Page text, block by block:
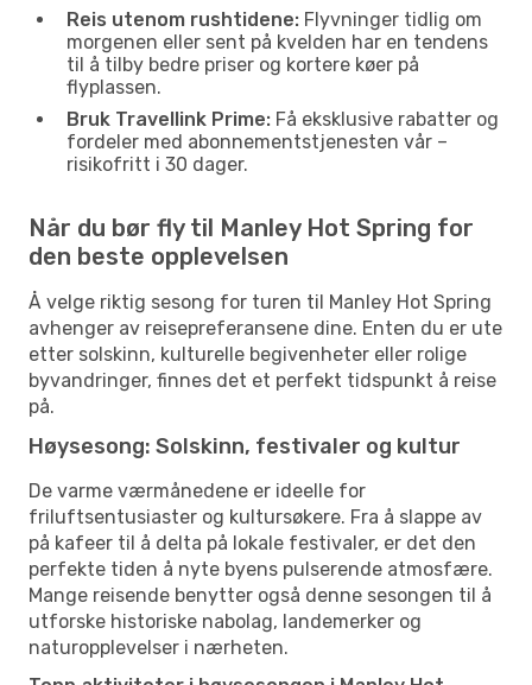
Reis utenom rushtidene: Flyvninger tidlig om
morgenen eller sent på kvelden har en tendens
til å tilby bedre priser og kortere køer på
flyplassen.
Bruk Travellink Prime: Få eksklusive rabatter og
fordeler med abonnementstjenesten vår –
risikofritt i 30 dager.
Når du bør fly til Manley Hot Spring for
den beste opplevelsen
Å velge riktig sesong for turen til Manley Hot Spring
avhenger av reisepreferansene dine. Enten du er ute
etter solskinn, kulturelle begivenheter eller rolige
byvandringer, finnes det et perfekt tidspunkt å reise
på.
Høysesong: Solskinn, festivaler og kultur
De varme værmånedene er ideelle for
friluftsentusiaster og kultursøkere. Fra å slappe av
på kafeer til å delta på lokale festivaler, er det den
perfekte tiden å nyte byens pulserende atmosfære.
Mange reisende benytter også denne sesongen til å
utforske historiske nabolag, landemerker og
naturopplevelser i nærheten.